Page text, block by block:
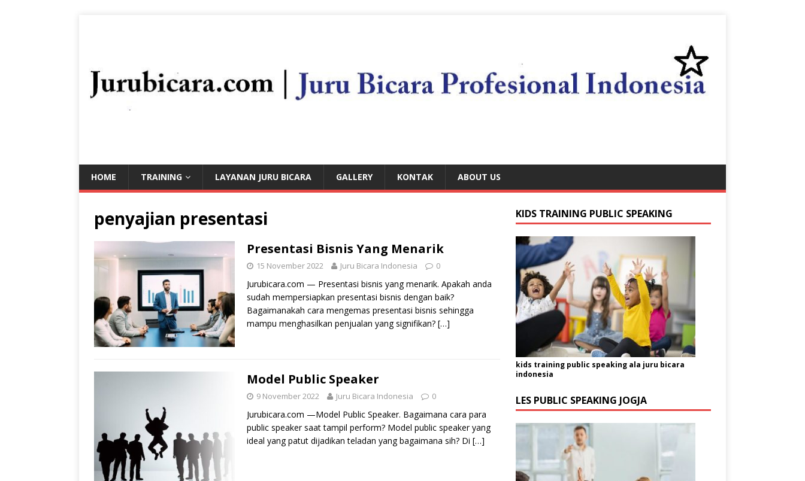
HOME TRAINING LAYANAN JURU BICARA GALLERY KONTAK ABOUT US
penyajian presentasi
Presentasi Bisnis Yang Menarik
15 November 2022 Juru Bicara Indonesia 0
Jurubicara.com — Presentasi bisnis yang menarik. Apakah anda
sudah mempersiapkan presentasi bisnis dengan baik?
Bagaimanakah cara mengemas presentasi bisnis sehingga
mampu menghasilkan penjualan yang signifikan? […]
Model Public Speaker
9 November 2022 Juru Bicara Indonesia 0
Jurubicara.com —Model Public Speaker. Bagaimana cara para
public speaker saat tampil perform? Model public speaker yang
ideal yang patut dijadikan teladan yang bagaimana sih? Di […]
KIDS TRAINING PUBLIC SPEAKING
kids training public speaking ala juru bicara
indonesia
LES PUBLIC SPEAKING JOGJA